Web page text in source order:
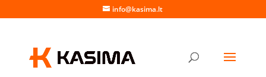
info@kasima.lt